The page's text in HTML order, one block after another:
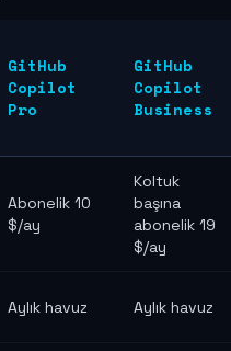
GitHub
Copilot
Pro
GitHub
Copilot
Business
Abonelik 10
$/ay
Koltuk
başına
abonelik 19
$/ay
Aylık havuz Aylık havuz